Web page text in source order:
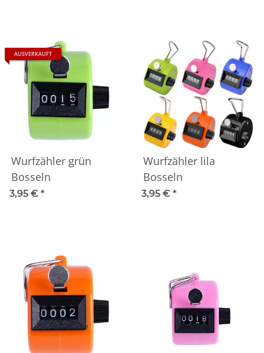
AUSVERKAUFT
Wurfzähler grün
Bosseln
3,95 € *
Wurfzähler lila
Bosseln
3,95 € *